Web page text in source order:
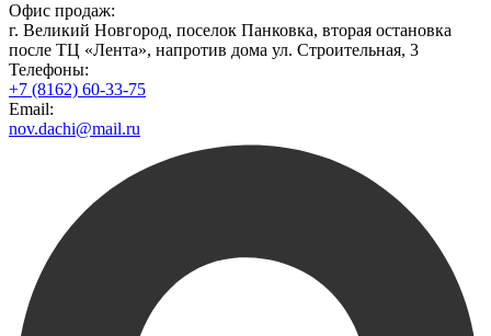
Офис продаж:
г. Великий Новгород, поселок Панковка, вторая остановка
после ТЦ «Лента», напротив дома ул. Строительная, 3
Телефоны:
+7 (8162) 60-33-75
Email:
nov.dachi@mail.ru